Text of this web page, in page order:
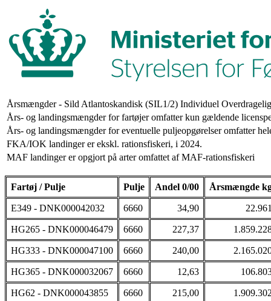
Årsmængder - Sild Atlantoskandisk (SIL1/2) Individuel
Års- og landingsmængder for fartøjer omfatter kun gældende
Års- og landingsmængder for eventuelle puljeopgørelser omfatter
FKA/IOK landinger er ekskl. rationsfiskeri, i 2024.
MAF landinger er opgjort på arter omfattet af MAF-rationsfiskeri
Fartøj / Pulje Pulje Andel 0/00 Årsmængde
E349 - DNK000042032 6660 34,90
HG265 - DNK000046479 6660 227,37
HG333 - DNK000047100 6660 240,00
HG365 - DNK000032067 6660 12,63
HG62 - DNK000043855 6660 215,00